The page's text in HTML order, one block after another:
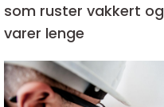
som ruster vakkert og
varer lenge